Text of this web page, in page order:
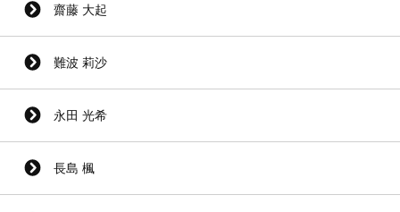
齋藤 大起
難波 莉沙
永田 光希
長島 楓